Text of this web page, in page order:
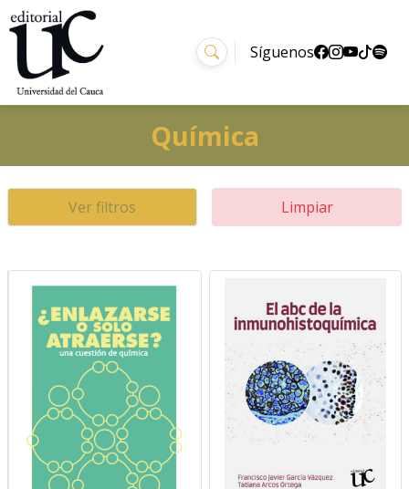
Síguenos
Química
Ver filtros Limpiar